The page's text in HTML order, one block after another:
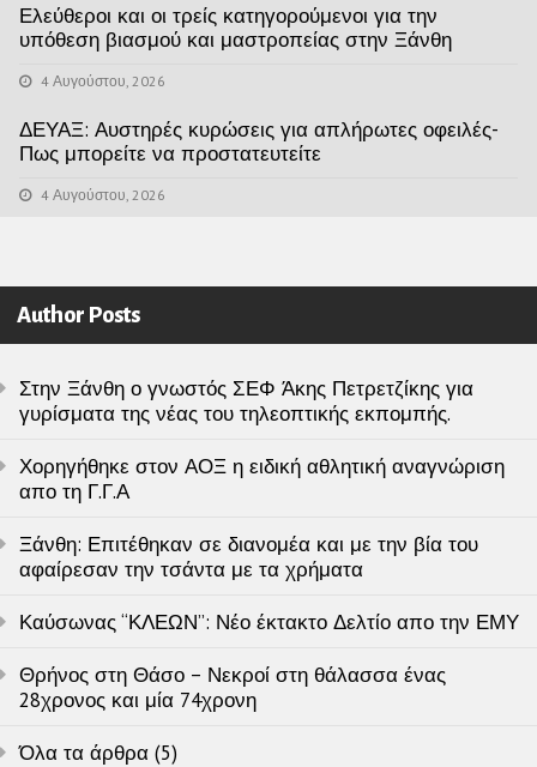
Ελεύθεροι και οι τρείς κατηγορούμενοι για την
υπόθεση βιασμού και μαστροπείας στην Ξάνθη
4 Αυγούστου, 2026
ΔΕΥΑΞ: Αυστηρές κυρώσεις για απλήρωτες οφειλές-
Πως μπορείτε να προστατευτείτε
4 Αυγούστου, 2026
Author Posts
Στην Ξάνθη ο γνωστός ΣΕΦ Άκης Πετρετζίκης για
γυρίσματα της νέας του τηλεοπτικής εκπομπής.
Χορηγήθηκε στον ΑΟΞ η ειδική αθλητική αναγνώριση
απο τη Γ.Γ.Α
Ξάνθη: Επιτέθηκαν σε διανομέα και με την βία του
αφαίρεσαν την τσάντα με τα χρήματα
Καύσωνας “ΚΛΕΩΝ”: Νέο έκτακτο Δελτίο απο την ΕΜΥ
Θρήνος στη Θάσο – Νεκροί στη θάλασσα ένας
28χρονος και μία 74χρονη
Όλα τα άρθρα (5)